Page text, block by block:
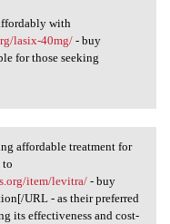
with
lasix-40mg/- buy
for those seeking
affordable treatment for
to
item/levitra/- buy
URL - as their preferred
its effectiveness and cost-